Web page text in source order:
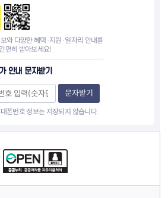
와 다양한 혜택·지원·일자리 안내를
편히 받아보세요!
안내 문자받기
문자받기
폰번호 정보는 저장되지 않습니다.